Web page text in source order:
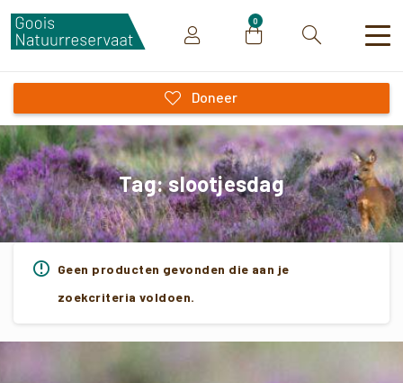
0
Zoeken
Doneer
Tag:slootjesdag
Geen producten gevonden die aan je
zoekcriteria voldoen.